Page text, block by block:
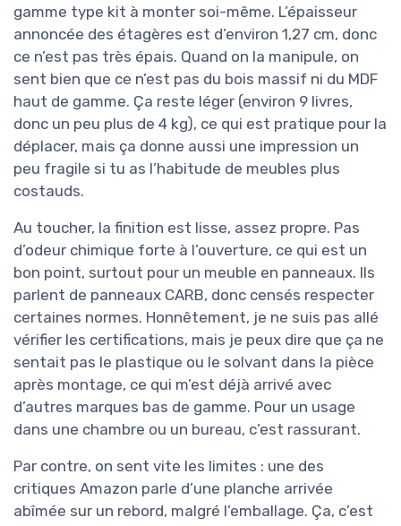
gamme type kit à monter soi-même. L’épaisseur
annoncée des étagères est d’environ 1,27 cm, donc
ce n’est pas très épais. Quand on la manipule, on
sent bien que ce n’est pas du bois massif ni du MDF
haut de gamme. Ça reste léger (environ 9 livres,
donc un peu plus de 4 kg), ce qui est pratique pour la
déplacer, mais ça donne aussi une impression un
peu fragile si tu as l’habitude de meubles plus
costauds.
Au toucher, la finition est lisse, assez propre. Pas
d’odeur chimique forte à l’ouverture, ce qui est un
bon point, surtout pour un meuble en panneaux. Ils
parlent de panneaux CARB, donc censés respecter
certaines normes. Honnêtement, je ne suis pas allé
vérifier les certifications, mais je peux dire que ça ne
sentait pas le plastique ou le solvant dans la pièce
après montage, ce qui m’est déjà arrivé avec
d’autres marques bas de gamme. Pour un usage
dans une chambre ou un bureau, c’est rassurant.
Par contre, on sent vite les limites : une des
critiques Amazon parle d’une planche arrivée
abîmée sur un rebord, malgré l’emballage. Ça, c’est